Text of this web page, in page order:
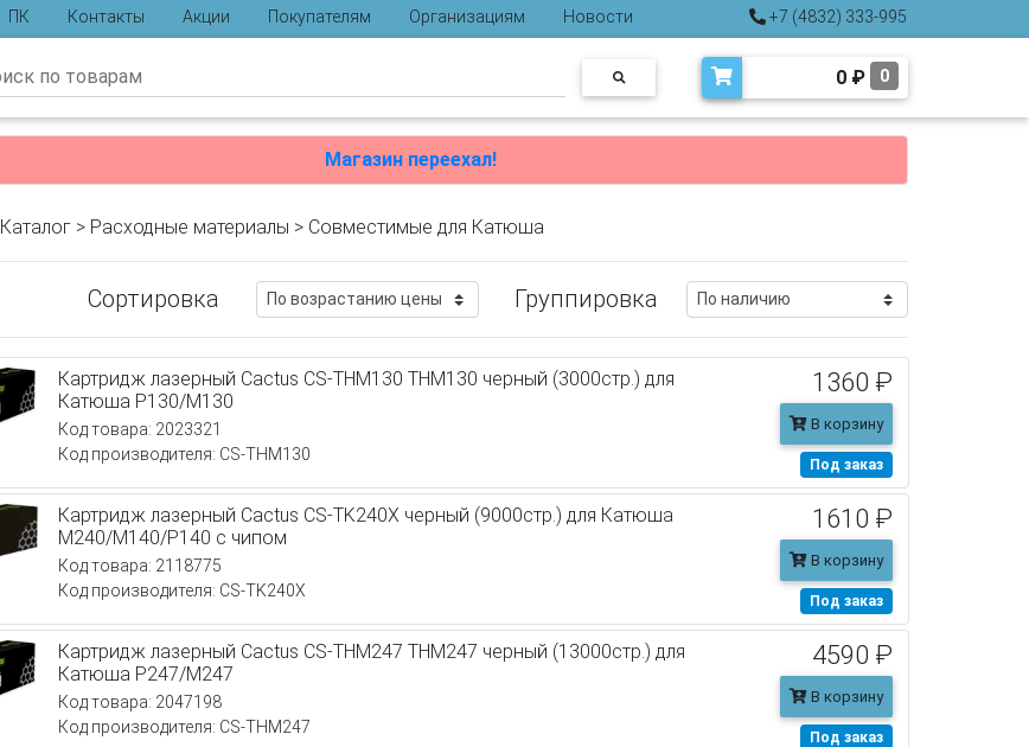
ПК Контакты Акции Покупателям Организациям
Новости
+7 (4832) 333-995
0 ₽ 0
Магазин переехал!
Каталог > Расходные материалы > Совместимые для Катюша
Сортировка Группировка
Картридж лазерный Cactus CS-THM130 THM130 черный (3000стр.) для
Катюша P130/M130
Код товара: 2023321
Код производителя: CS-THM130
1360 ₽
В корзину
Под заказ
Картридж лазерный Cactus CS-TK240X черный (9000стр.) для Катюша
M240/M140/P140 с чипом
Код товара: 2118775
Код производителя: CS-TK240X
1610 ₽
В корзину
Под заказ
Картридж лазерный Cactus CS-THM247 THM247 черный (13000стр.) для
Катюша Р247/М247
Код товара: 2047198
Код производителя: CS-THM247
4590 ₽
В корзину
Под заказ